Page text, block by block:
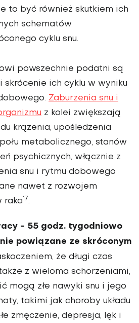
to być również skutkiem ich
schematów
cyklu snu.
powszechnie podatni są
skrócenie ich cyklu w wyniku
Zaburzenia snu i
z kolei zwiększają
krążenia, upośledzenia
metabolicznego, stanów
psychicznych, włącznie z
snu i rytmu dobowego
nawet z rozwojem
raka17.
- 55 godz. tygodniowo
powiązane ze skróconym
że długi czas
z wieloma schorzeniami,
mogą złe nawyki snu i jego
takimi jak choroby układu
zmęczenie, depresja, lęk i